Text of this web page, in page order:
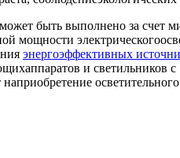
быть выполнено за счет
мощности
энергоэффективных
и светильников с